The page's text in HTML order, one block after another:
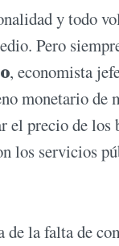
y todo
Pero
, economista
monetario
el precio de
los servicios
de la falta de